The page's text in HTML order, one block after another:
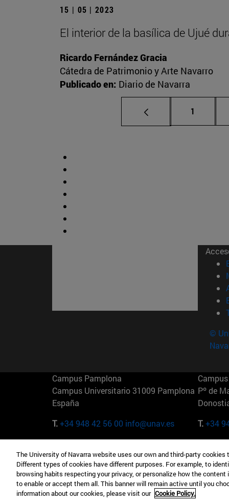
15 | 05 | 2023
El interior de la basílica de Ujué
Ricardo Fernández Gracia
Cátedra de Patrimonio y Arte Navarro
Publicado en: Diario de Navarra
Página
1
©
Campus Pamplona
Campus Universitario 31009 Pamplona
España
T.+34 948 42 56 00 info@unav.es
Pº de
T.+34
Camino del Cerro Águila 3 28023
Madrid España
T.+34 912 11 30 00
165 W
EE.UU
T.+1
The University of Navarra website uses our own and third-party
Different types of cookies have different purposes. For example, to
browsing habits respecting your privacy, or personalize how the
to enable or accept them all. This banner will remain active until you
information about our cookies, please visit our Cookie Policy.